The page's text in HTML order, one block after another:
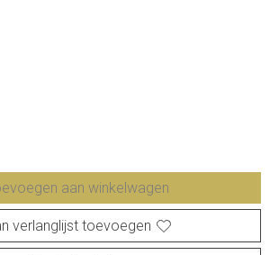
aan winkelwagen
verlanglijst toevoegen